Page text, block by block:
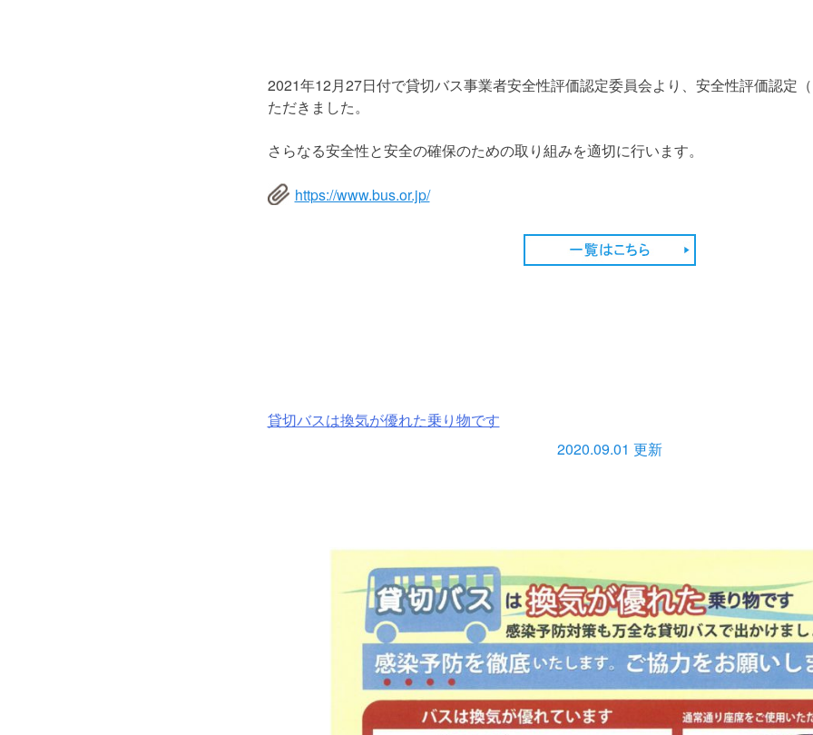
2021年12月27日付で貸切バス事業者安全性評価認定委員会より、安全性評価認
ただきました。
さらなる安全性と安全の確保のための取り組みを適切に行います。
https://www.bus.or.jp/
貸切バスは換気が優れた乗り物です
2020.09.01 更新